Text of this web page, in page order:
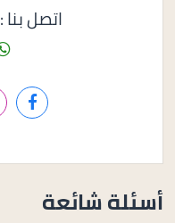
اتصل بنا : 01158585050
أسئلة شائعة